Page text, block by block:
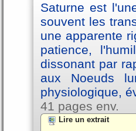
Saturne est
souvent les
une apparente
patience,
dissonant par
aux Noeuds
physiologique,
41 pages env.
Lire un extrait